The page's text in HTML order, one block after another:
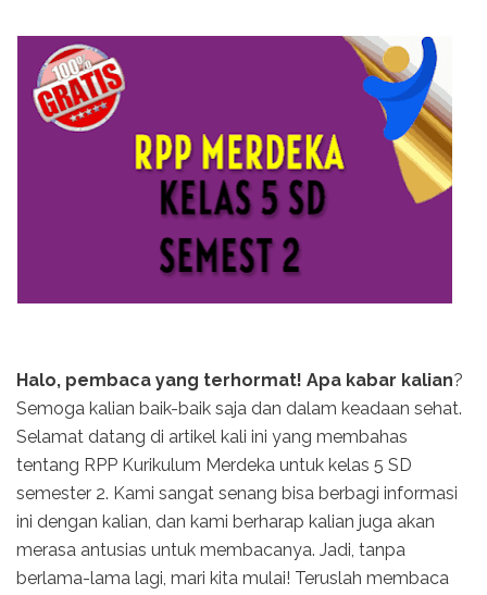
Halo, pembaca yang terhormat! Apa kabar kalian?
Semoga kalian baik-baik saja dan dalam keadaan sehat.
Selamat datang di artikel kali ini yang membahas
tentang RPP Kurikulum Merdeka untuk kelas 5 SD
semester 2. Kami sangat senang bisa berbagi informasi
ini dengan kalian, dan kami berharap kalian juga akan
merasa antusias untuk membacanya. Jadi, tanpa
berlama-lama lagi, mari kita mulai! Teruslah membaca